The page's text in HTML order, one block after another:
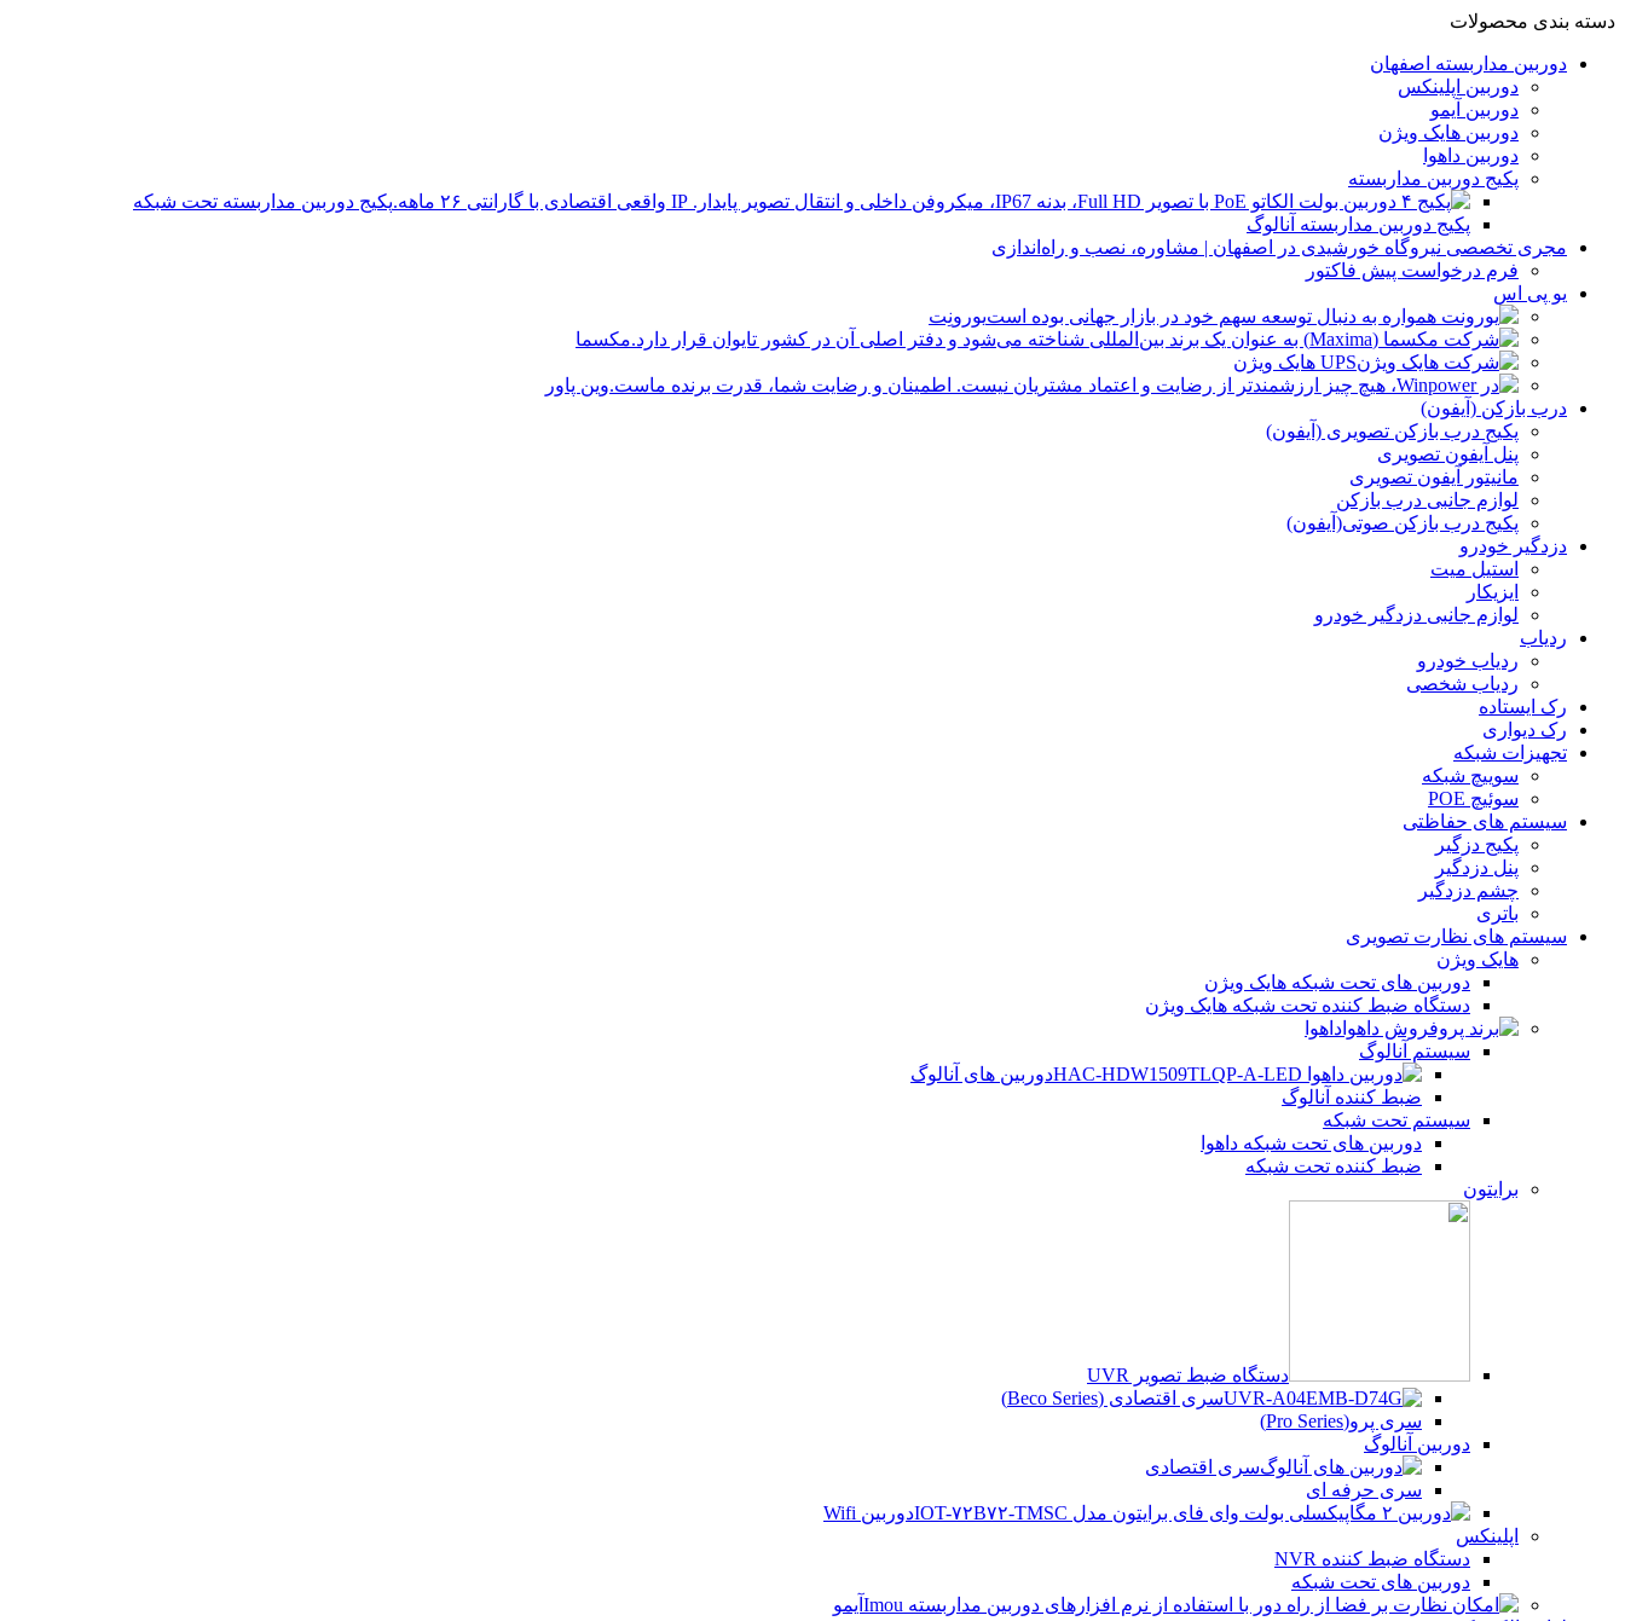
دسته بندی محصولات
دوربین مداربسته اصفهان
دوربین اپلینکس
دوربین آیمو
دوربین هایک ویژن
دوربین داهوا
پکیج دوربین مداربسته
پکیج دوربین مداربسته تحت شبکه
پکیج دوربین مداربسته آنالوگ
مجری تخصصی نیروگاه خورشیدی در اصفهان | مشاوره، نصب و راه‌اندازی
فرم درخواست پیش فاکتور
یو پی اس
یورونِت
مکسما
UPS هایک ویژن
وین پاور
درب بازکن (آیفون)
پکیج درب بازکن تصویری (آیفون)
پنل آیفون تصویری
مانیتور آیفون تصویری
لوازم جانبی درب بازکن
پکیج درب بازکن صوتی(آیفون)
دزدگیر خودرو
استیل میت
ایزیکار
لوازم جانبی دزدگیر خودرو
ردیاب
ردیاب خودرو
ردیاب شخصی
رک ایستاده
رک دیواری
تجهیزات شبکه
سوییچ شبکه
سوئیچ POE
سیستم های حفاظتی
پکیج دزگیر
پنل دزدگیر
چشم دزدگیر
باتری
سیستم های نظارت تصویری
هایک ویژن
دوربین های تحت شبکه هایک ویژن
دستگاه ضبط کننده تحت شبکه هایک ویژن
داهوا
سیستم آنالوگ
دوربین های آنالوگ
ضبط کننده آنالوگ
سیستم تحت شبکه
دوربین های تحت شبکه داهوا
ضبط کننده تحت شبکه
برایتون
دستگاه ضبط تصویر UVR
سری اقتصادی (Beco Series)
سری پرو(Pro Series)
دوربین آنالوگ
سری اقتصادی
سری حرفه ای
دوربین Wifi
اپلینکس
دستگاه ضبط کننده NVR
دوربین های تحت شبکه
آیمو